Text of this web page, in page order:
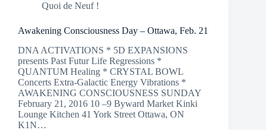
Quoi de Neuf !
Awakening Consciousness Day – Ottawa, Feb. 21
DNA ACTIVATIONS * 5D EXPANSIONS
presents Past Futur Life Regressions *
QUANTUM Healing * CRYSTAL BOWL
Concerts Extra-Galactic Energy Vibrations *
AWAKENING CONSCIOUSNESS SUNDAY
February 21, 2016 10 –9 Byward Market Kinki
Lounge Kitchen 41 York Street Ottawa, ON
K1N…